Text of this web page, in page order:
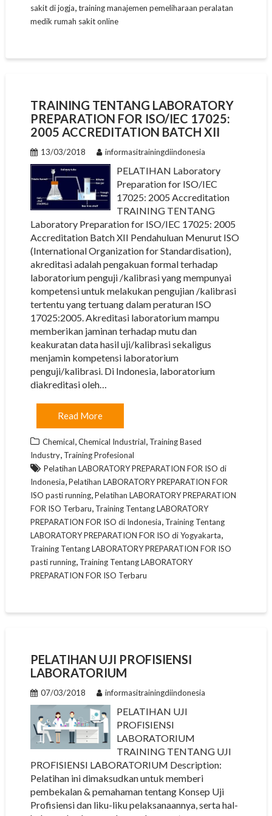
sakit di jogja,training manajemen pemeliharaan peralatan
medik rumah sakit online
TRAINING TENTANG LABORATORY
PREPARATION FOR ISO/IEC 17025:
2005 ACCREDITATION BATCH XII
13/03/2018 informasitrainingdiindonesia
PELATIHAN Laboratory
Preparation for ISO/IEC
17025: 2005 Accreditation
TRAINING TENTANG
Laboratory Preparation for ISO/IEC 17025: 2005
Accreditation Batch XII Pendahuluan Menurut ISO
(International Organization for Standardisation),
akreditasi adalah pengakuan formal terhadap
laboratorium penguji /kalibrasi yang mempunyai
kompetensi untuk melakukan pengujian /kalibrasi
tertentu yang tertuang dalam peraturan ISO
17025:2005. Akreditasi laboratorium mampu
memberikan jaminan terhadap mutu dan
keakuratan data hasil uji/kalibrasi sekaligus
menjamin kompetensi laboratorium
penguji/kalibrasi. Di Indonesia, laboratorium
diakreditasi oleh…
Read More
Chemical,Chemical Industrial, Training Based
Industry, Training Profesional
Pelatihan LABORATORY PREPARATION FOR ISO di
Indonesia,Pelatihan LABORATORY PREPARATION FOR
ISO pasti running,Pelatihan LABORATORY PREPARATION
FOR ISO Terbaru, Training Tentang LABORATORY
PREPARATION FOR ISO di Indonesia, Training Tentang
LABORATORY PREPARATION FOR ISO di Yogyakarta,
Training Tentang LABORATORY PREPARATION FOR ISO
pasti running, Training Tentang LABORATORY
PREPARATION FOR ISO Terbaru
PELATIHAN UJI PROFISIENSI
LABORATORIUM
07/03/2018 informasitrainingdiindonesia
PELATIHAN UJI
PROFISIENSI
LABORATORIUM
TRAINING TENTANG UJI
PROFISIENSI LABORATORIUM Description:
Pelatihan ini dimaksudkan untuk memberi
pembekalan & pemahaman tentang Konsep Uji
Profisiensi dan liku-liku pelaksanaannya, serta hal-